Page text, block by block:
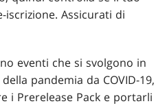
Assicurati di
eventi che si svolgono in
pandemia da COVID-19,
i Prerelease Pack e portarli